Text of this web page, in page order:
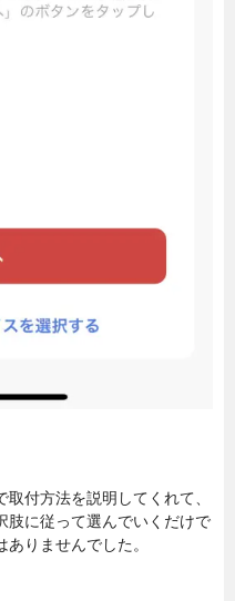
付方法を説明してくれて、
肢に従って選んでいくだけで
りませんでした。